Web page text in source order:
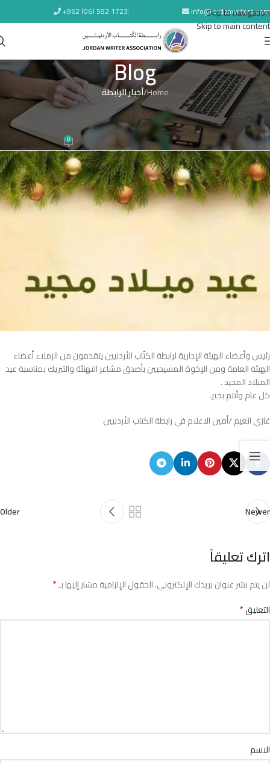
Skip to navigation
Skip to main content
info@jordanwriters.com
+962 (06) 582 1723
BlogHome
/أخبار الرابطة
أخبار الرابطة
تهنئة عيد الميلاد المجيد 2025
Naser HamamOn 25 ديسمبر 2025 0
رئيس وأعضاء الهيئة الإدارية لرابطة الكتّاب الأردنيين يتقدمون من الزملاء أعضاء
الهيئة العامة ومن الإخوة المسيحيين بأصدق مشاعر التهنئة والتبريك بمناسبة عيد
الميلاد المجيد .
كل عام وأنتم بخير.
غازي انعيم /أمين الاعلام في رابطة الكتاب الأردنيين
Newer
Older
اترك تعليقاً
لن يتم نشر عنوان بريدك الإلكتروني.الحقول الإلزامية مشار إليها بـ*
التعليق*
الاسم